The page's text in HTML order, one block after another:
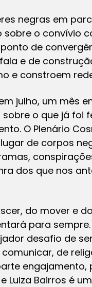
negras em
o convívio
de
e de
e constroem
julho, um mês
o que já foi
O Plenário
de corpos
dos que nos
do mover e
para
desafio de
de
engajamento,
Luiza Bairros é